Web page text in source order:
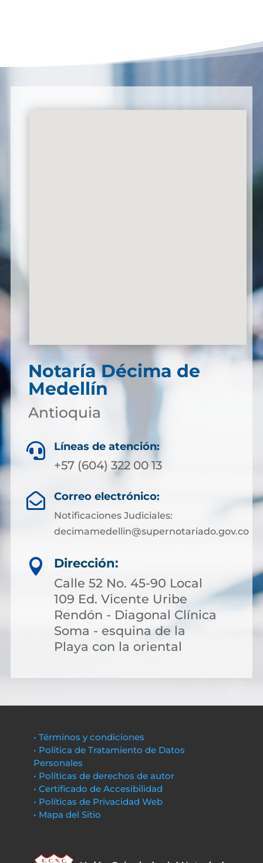
Notaría Décima de
Medellín
Antioquia
 Líneas de atención:
+57 (604) 322 00 13
 Correo electrónico:
Notificaciones Judiciales:
decimamedellin@supernotariado.gov.co

Dirección:
Calle 52 No. 45-90 Local
109 Ed. Vicente Uribe
Rendón - Diagonal Clínica
Soma - esquina de la
Playa con la oriental
• Términos y condiciones
• Política de Tratamiento de Datos
Personales
• Políticas de derechos de autor
• Certificado de Accesibilidad
• Políticas de Privacidad Web
• Mapa del Sitio